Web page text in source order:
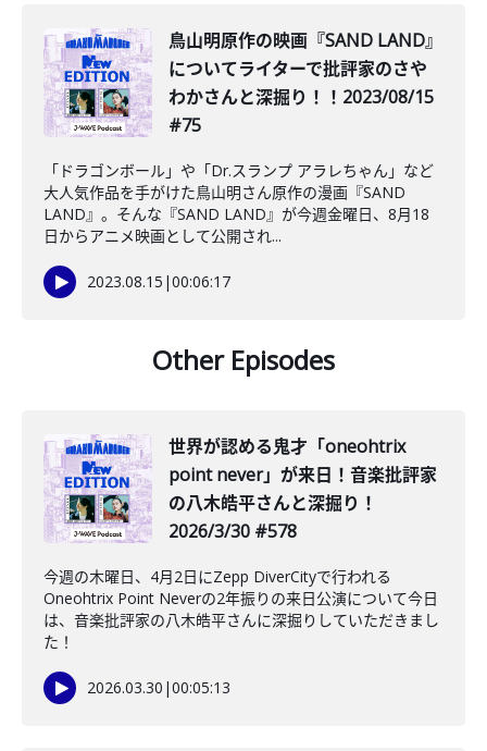
鳥山明原作の映画『SAND LAND』
についてライターで批評家のさや
わかさんと深掘り！！2023/08/15
#75
「ドラゴンボール」や「Dr.スランプ アラレちゃん」など
大人気作品を手がけた鳥山明さん原作の漫画『SAND
LAND』。そんな『SAND LAND』が今週金曜日、8月18
日からアニメ映画として公開され...
2023.08.15 |00:06:17
Other Episodes
世界が認める鬼才「oneohtrix
point never」が来日！音楽批評家
の八木皓平さんと深掘り！
2026/3/30 #578
今週の木曜日、4月2日にZepp DiverCityで行われる
Oneohtrix Point Neverの2年振りの来日公演について今日
は、音楽批評家の八木皓平さんに深掘りしていただきまし
た！
2026.03.30 |00:05:13